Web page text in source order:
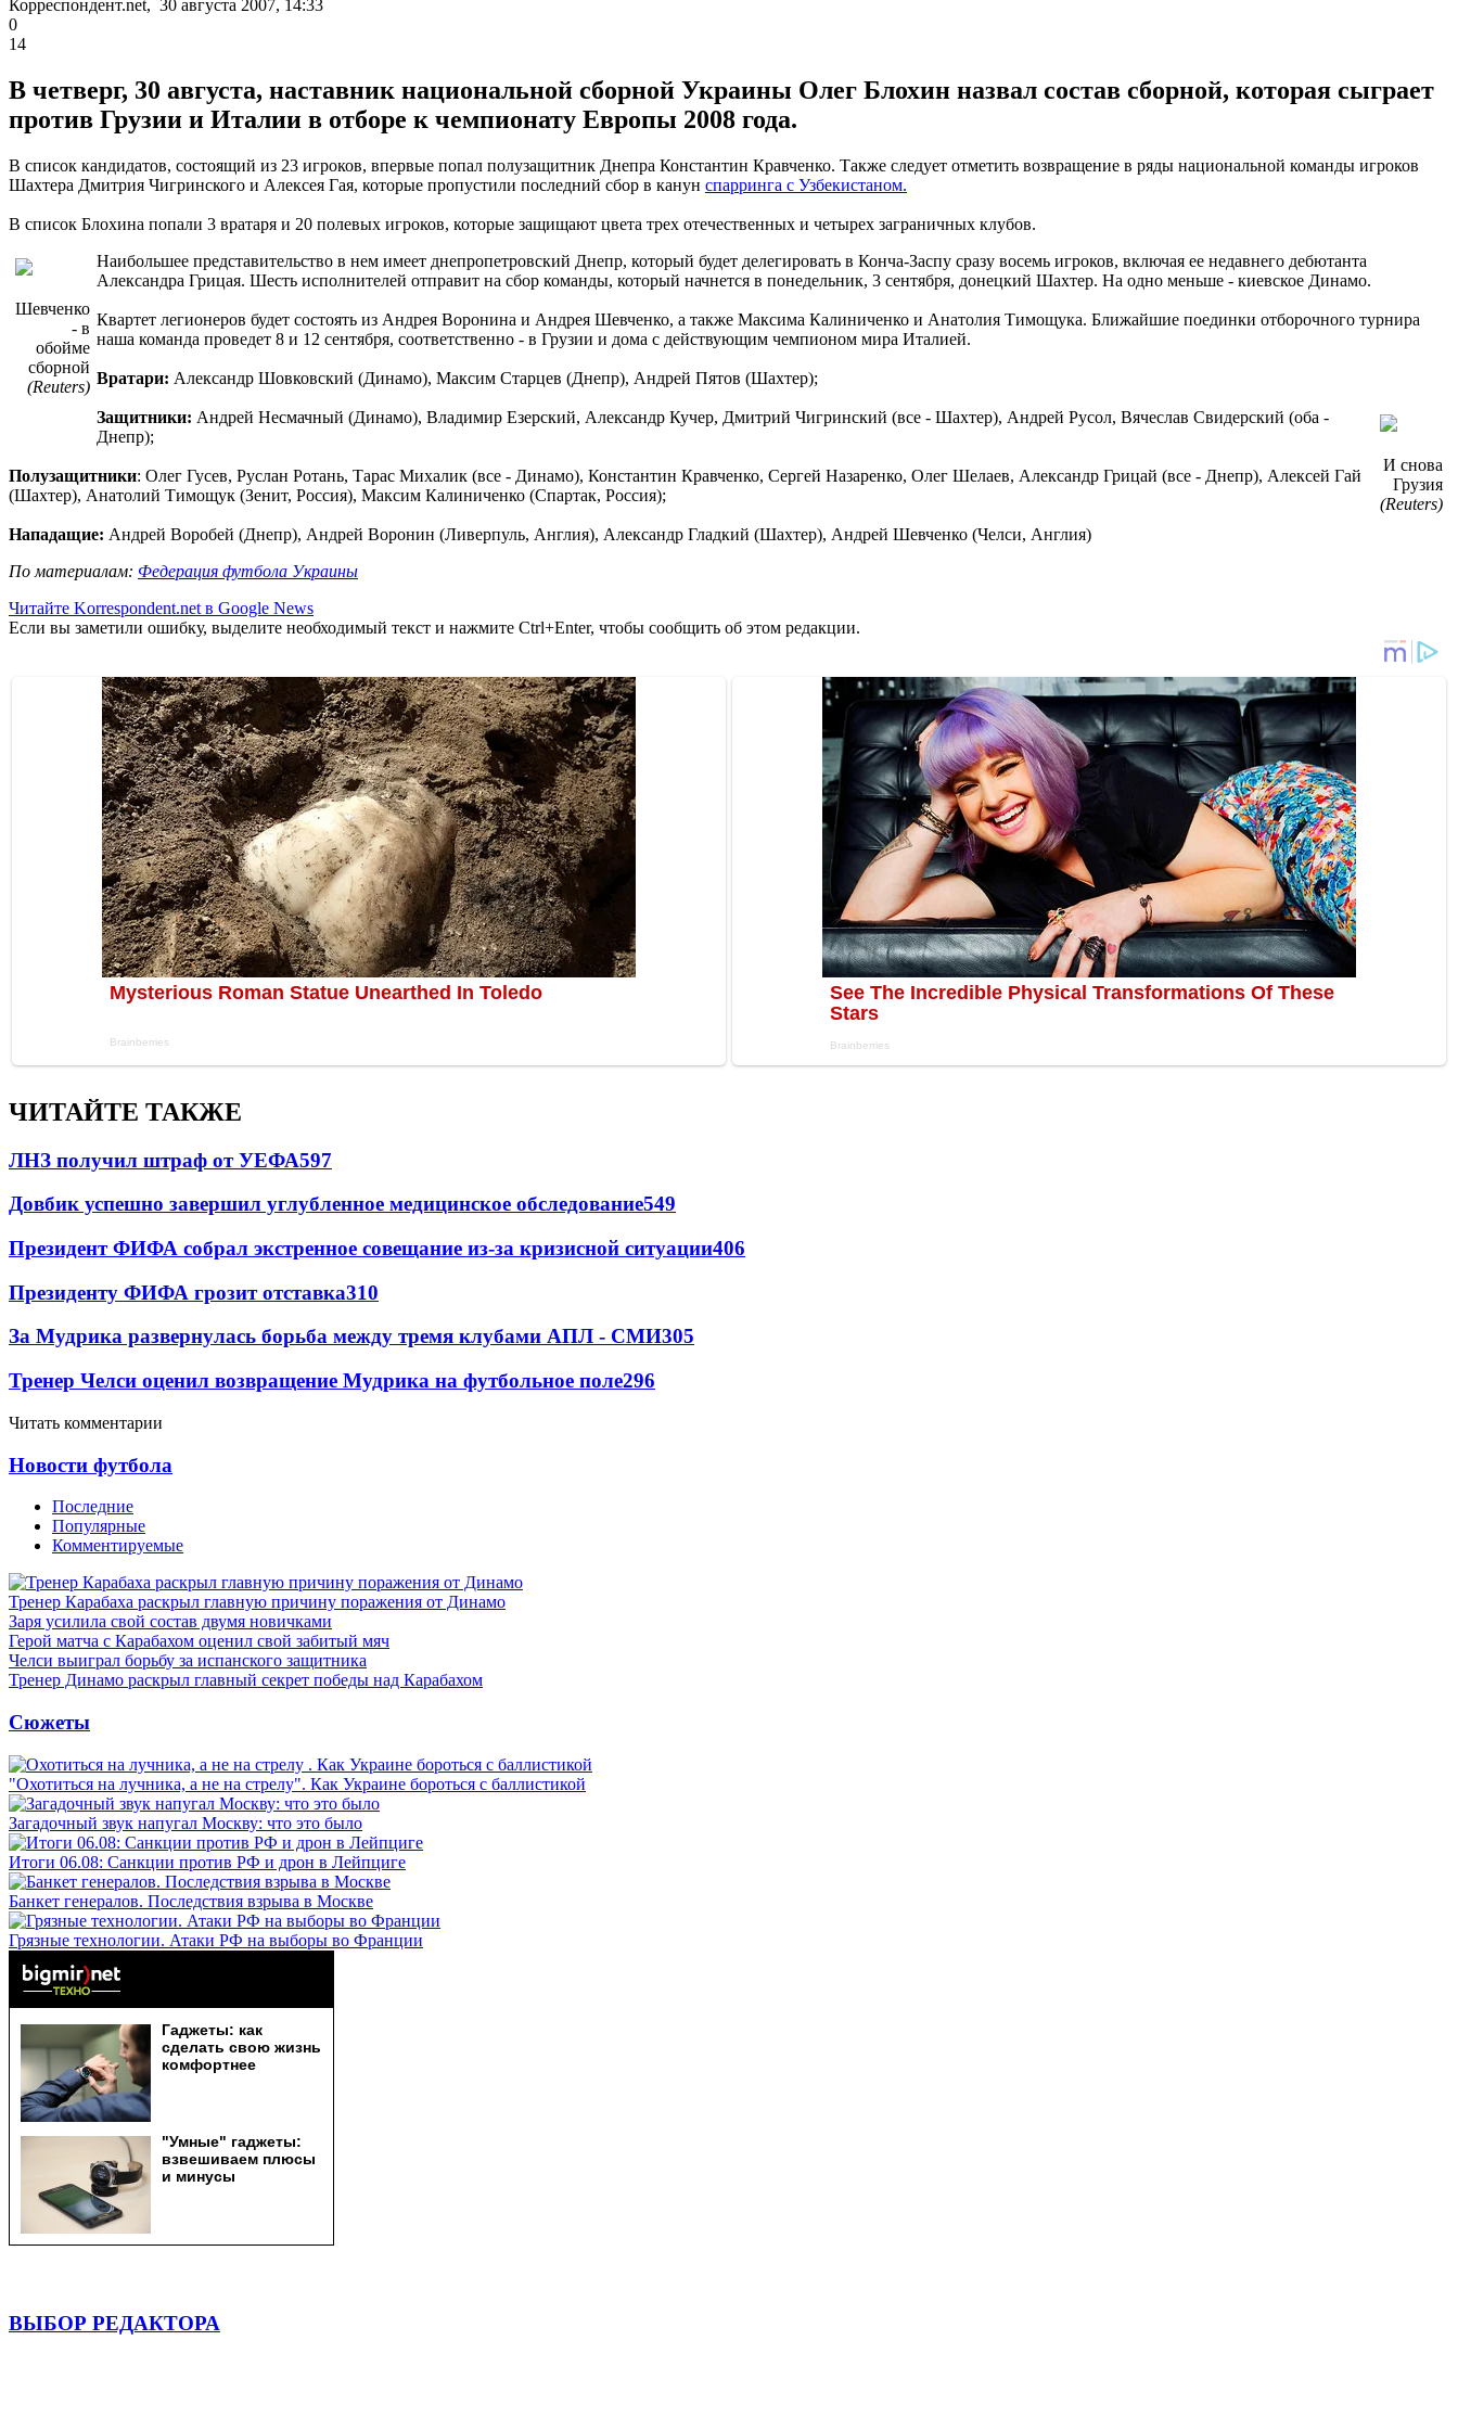
Корреспондент.net, 30 августа 2007, 14:33
0
14
В четверг, 30 августа, наставник национальной сборной Украины Олег Блохин назвал состав сборной, которая сыграет
против Грузии и Италии в отборе к чемпионату Европы 2008 года.
В список кандидатов, состоящий из 23 игроков, впервые попал полузащитник Днепра Константин Кравченко. Также следует отметить возвращение в ряды национальной команды игроков
Шахтера Дмитрия Чигринского и Алексея Гая, которые пропустили последний сбор в канун спарринга с Узбекистаном.
В список Блохина попали 3 вратаря и 20 полевых игроков, которые защищают цвета трех отечественных и четырех заграничных клубов.
Шевченко
- в
обойме
сборной
(Reuters)
Наибольшее представительство в нем имеет днепропетровский Днепр, который будет делегировать в Конча-Заспу сразу восемь игроков, включая ее недавнего дебютанта
Александра Грицая. Шесть исполнителей отправит на сбор команды, который начнется в понедельник, 3 сентября, донецкий Шахтер. На одно меньше - киевское Динамо.
Квартет легионеров будет состоять из Андрея Воронина и Андрея Шевченко, а также Максима Калиниченко и Анатолия Тимощука. Ближайшие поединки отборочного турнира
наша команда проведет 8 и 12 сентября, соответственно - в Грузии и дома с действующим чемпионом мира Италией.
Вратари: Александр Шовковский (Динамо), Максим Старцев (Днепр), Андрей Пятов (Шахтер);
Защитники: Андрей Несмачный (Динамо), Владимир Езерский,
И снова
Грузия
(Reuters)
Александр Кучер, Дмитрий Чигринский (все - Шахтер), Андрей Русол, Вячеслав Свидерский (оба -
Днепр);
Полузащитники: Олег Гусев, Руслан Ротань, Тарас Михалик (все - Динамо), Константин Кравченко, Сергей Назаренко, Олег Шелаев, Александр Грицай (все - Днепр), Алексей Гай
(Шахтер), Анатолий Тимощук (Зенит, Россия), Максим Калиниченко (Спартак, Россия);
Нападащие: Андрей Воробей (Днепр), Андрей Воронин (Ливерпуль, Англия), Александр Гладкий (Шахтер), Андрей Шевченко (Челси, Англия)
По материалам: Федерация футбола Украины
Читайте Korrespondent.net в Google News
Если вы заметили ошибку, выделите необходимый текст и нажмите Ctrl+Enter, чтобы сообщить об этом редакции.
ЧИТАЙТЕ ТАКЖЕ
ЛНЗ получил штраф от УЕФА597
Довбик успешно завершил углубленное медицинское обследование549
Президент ФИФА собрал экстренное совещание из-за кризисной ситуации406
Президенту ФИФА грозит отставка310
За Мудрика развернулась борьба между тремя клубами АПЛ - СМИ305
Тренер Челси оценил возвращение Мудрика на футбольное поле296
Читать комментарии
Новости футбола
Последние
Популярные
Комментируемые
Тренер Карабаха раскрыл главную причину поражения от Динамо
Заря усилила свой состав двумя новичками
Герой матча с Карабахом оценил свой забитый мяч
Челси выиграл борьбу за испанского защитника
Тренер Динамо раскрыл главный секрет победы над Карабахом
Сюжеты
"Охотиться на лучника, а не на стрелу". Как Украине бороться с баллистикой
Загадочный звук напугал Москву: что это было
Итоги 06.08: Санкции против РФ и дрон в Лейпциге
Банкет генералов. Последствия взрыва в Москве
Грязные технологии. Атаки РФ на выборы во Франции
ВЫБОР РЕДАКТОРА